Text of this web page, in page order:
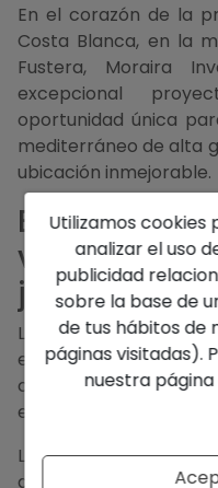
En el corazón de la
Costa Blanca, en la
Fustera, Moraira
excepcional
oportunidad única
mediterráneo de alta
ubicación inmejorable.
Benissa
viviendo
junto al mar
La región de
espectacular costa,
combinados con un
exclusivo.
La Fustera es uno de
de esta región gracias
Utilizamos
analizar el uso
publicidad
sobre la base de
de tus hábitos de
páginas visitadas).
nuestra página